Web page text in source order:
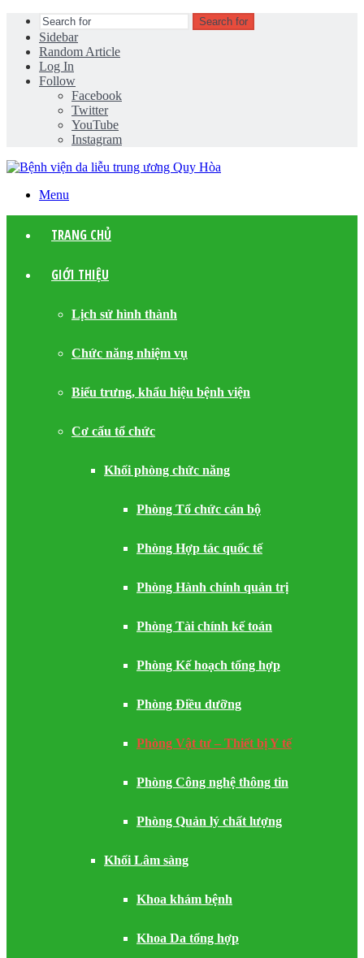
Search for
Sidebar
Random Article
Log In
Follow
Facebook
Twitter
YouTube
Instagram
Menu
TRANG CHỦ
GIỚI THIỆU
Lịch sử hình thành
Chức năng nhiệm vụ
Biểu trưng, khẩu hiệu bệnh viện
Cơ cấu tổ chức
Khối phòng chức năng
Phòng Tổ chức cán bộ
Phòng Hợp tác quốc tế
Phòng Hành chính quản trị
Phòng Tài chính kế toán
Phòng Kế hoạch tổng hợp
Phòng Điều dưỡng
Phòng Vật tư – Thiết bị Y tế
Phòng Công nghệ thông tin
Phòng Quản lý chất lượng
Khối Lâm sàng
Khoa khám bệnh
Khoa Da tổng hợp